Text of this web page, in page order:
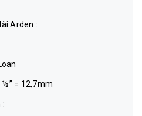
Arden :
= 12,7mm
: